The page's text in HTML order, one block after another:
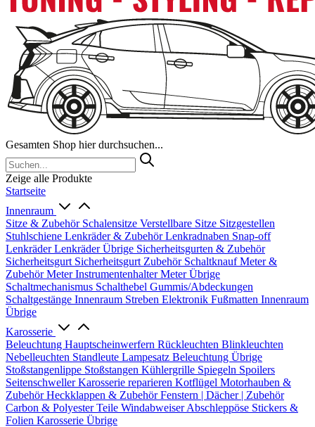
Gesamten Shop hier durchsuchen...
Zeige alle Produkte
Startseite
Innenraum
Sitze & Zubehör Schalensitze Verstellbare Sitze Sitzgestellen
Stuhlschiene Lenkräder & ZubehörLenkradnaben Snap-off
LenkräderLenkräder Übrige Sicherheitsgurten & Zubehör
Sicherheitsgurt Sicherheitsgurt Zubehör SchaltknaufMeter &
ZubehörMeterInstrumentenhalterMeter Übrige
Schaltmechanismus Schalthebel Gummis/Abdeckungen
Schaltgestänge Innenraum Streben Elektronik Fußmatten Innenraum
Übrige
Karosserie
Beleuchtung Hauptscheinwerfern Rückleuchten Blinkleuchten
Nebelleuchten Standleute Lampesatz Beleuchtung Übrige
Stoßstangenlippe Stoßstangen Kühlergrille Spiegeln Spoilers
SeitenschwellerKarosserie reparieren Kotflügel Motorhauben &
ZubehörHeckklappen & ZubehörFenstern | Dächer | Zubehör
Carbon & Polyester Teile WindabweiserAbschleppöse Stickers &
Folien Karosserie Übrige